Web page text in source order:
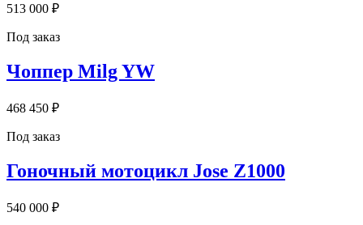
513 000 ₽
Под заказ
Чоппер Milg YW
468 450 ₽
Под заказ
Гоночный мотоцикл Jose Z1000
540 000 ₽